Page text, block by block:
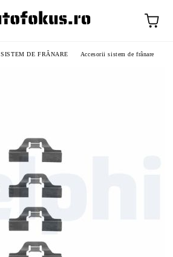
SISTEM DE FRÂNARE Accesorii sistem de frânare